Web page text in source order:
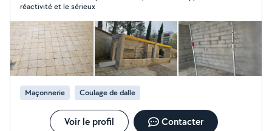
réactivité et le sérieux
Maçonnerie Coulage de dalle
Voir le profil Contacter